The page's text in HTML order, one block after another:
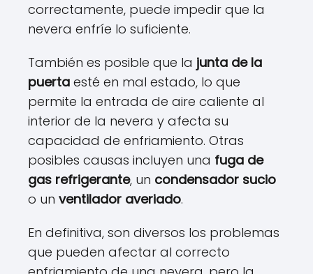
correctamente, puede impedir que la
nevera enfríe lo suficiente.
También es posible que la junta de la
puerta esté en mal estado, lo que
permite la entrada de aire caliente al
interior de la nevera y afecta su
capacidad de enfriamiento. Otras
posibles causas incluyen una fuga de
gas refrigerante, un condensador sucio
o un ventilador averiado.
En definitiva, son diversos los problemas
que pueden afectar al correcto